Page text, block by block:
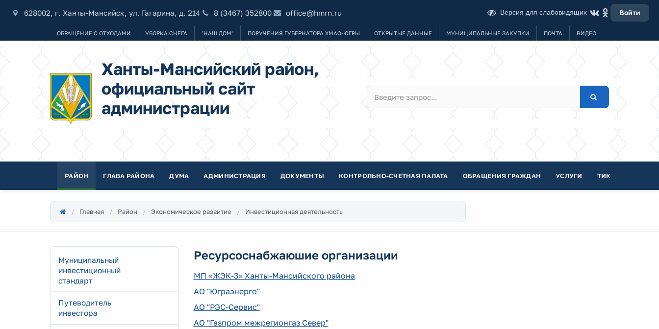
628002, г. Ханты-Мансийск, ул. Гагарина, д. 214 8 (3467) 352800 office@hmrn.ru Версия для слабовидящих Войти
ОБРАЩЕНИЕ С ОТХОДАМИ УБОРКА СНЕГА "НАШ ДОМ" ПОРУЧЕНИЯ ГУБЕРНАТОРА ХМАО-ЮГРЫ ОТКРЫТЫЕ ДАННЫЕ МУНИЦИПАЛЬНЫЕ ЗАКУПКИ ПОЧТА ВИДЕО
Ханты-Мансийский район,
официальный сайт
администрации
РАЙОН ГЛАВА РАЙОНА ДУМА АДМИНИСТРАЦИЯ ДОКУМЕНТЫ КОНТРОЛЬНО-СЧЕТНАЯ ПАЛАТА ОБРАЩЕНИЯ ГРАЖДАН УСЛУГИ ТИК
Главная Район Экономическое развитие Инвестиционная деятельность
Муниципальный
инвестиционный
стандарт
Путеводитель
инвестора
Ресурсоснабжаюшие организации
МП «ЖЭК-3» Ханты-Мансийского района
АО "Юграэнерго"
АО "РЭС-Сервис"
АО "Газпром межрегионгаз Север"